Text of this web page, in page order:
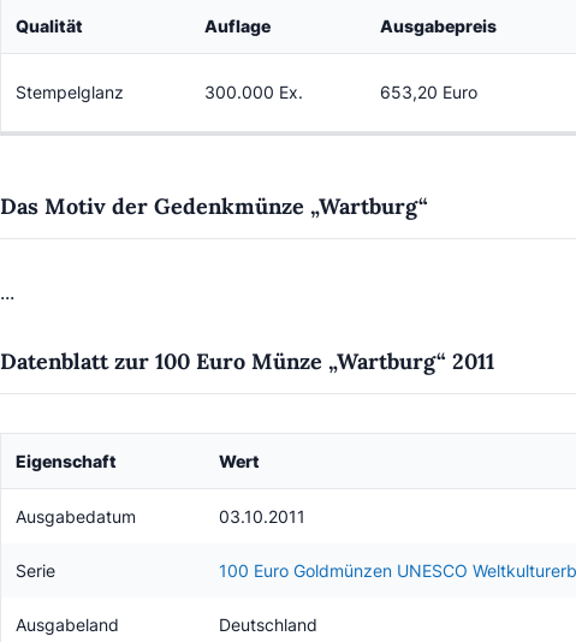
Qualität Auflage Ausgabepreis
Stempelglanz 300.000 Ex. 653,20 Euro
Das Motiv der Gedenkmünze „Wartburg“
...
Datenblatt zur 100 Euro Münze „Wartburg“ 2011
Eigenschaft Wert
Ausgabedatum 03.10.2011
Serie 100 Euro Goldmünzen UNESCO
Ausgabeland Deutschland